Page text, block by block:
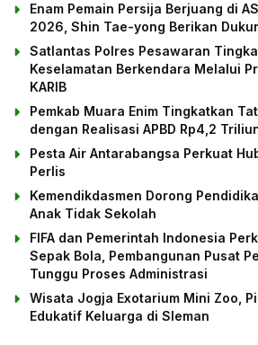
Enam Pemain Persija Berjuang di
2026, Shin Tae-yong Berikan
Satlantas Polres Pesawaran
Keselamatan Berkendara Melalui
KARIB
Pemkab Muara Enim Tingkatkan
dengan Realisasi APBD Rp4,2
Pesta Air Antarabangsa Perkuat
Perlis
Kemendikdasmen Dorong
Anak Tidak Sekolah
FIFA dan Pemerintah Indonesia
Sepak Bola, Pembangunan Pusat
Tunggu Proses Administrasi
Wisata Jogja Exotarium Mini Zoo,
Edukatif Keluarga di Sleman